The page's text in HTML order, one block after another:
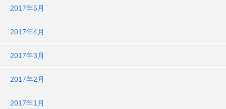
2017年5月
2017年4月
2017年3月
2017年2月
2017年1月